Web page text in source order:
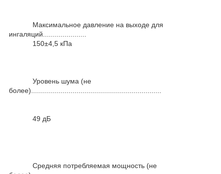
Максимальное давление на выходе для
ингаляций......................
150±4,5 кПа
Уровень шума (не
более)..................................................................
49 дБ
Средняя потребляемая мощность (не